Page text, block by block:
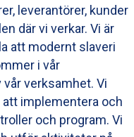
leverantörer, kunder
där vi verkar. Vi är
att modernt slaveri
i vår
vår verksamhet. Vi
implementera och
och program. Vi